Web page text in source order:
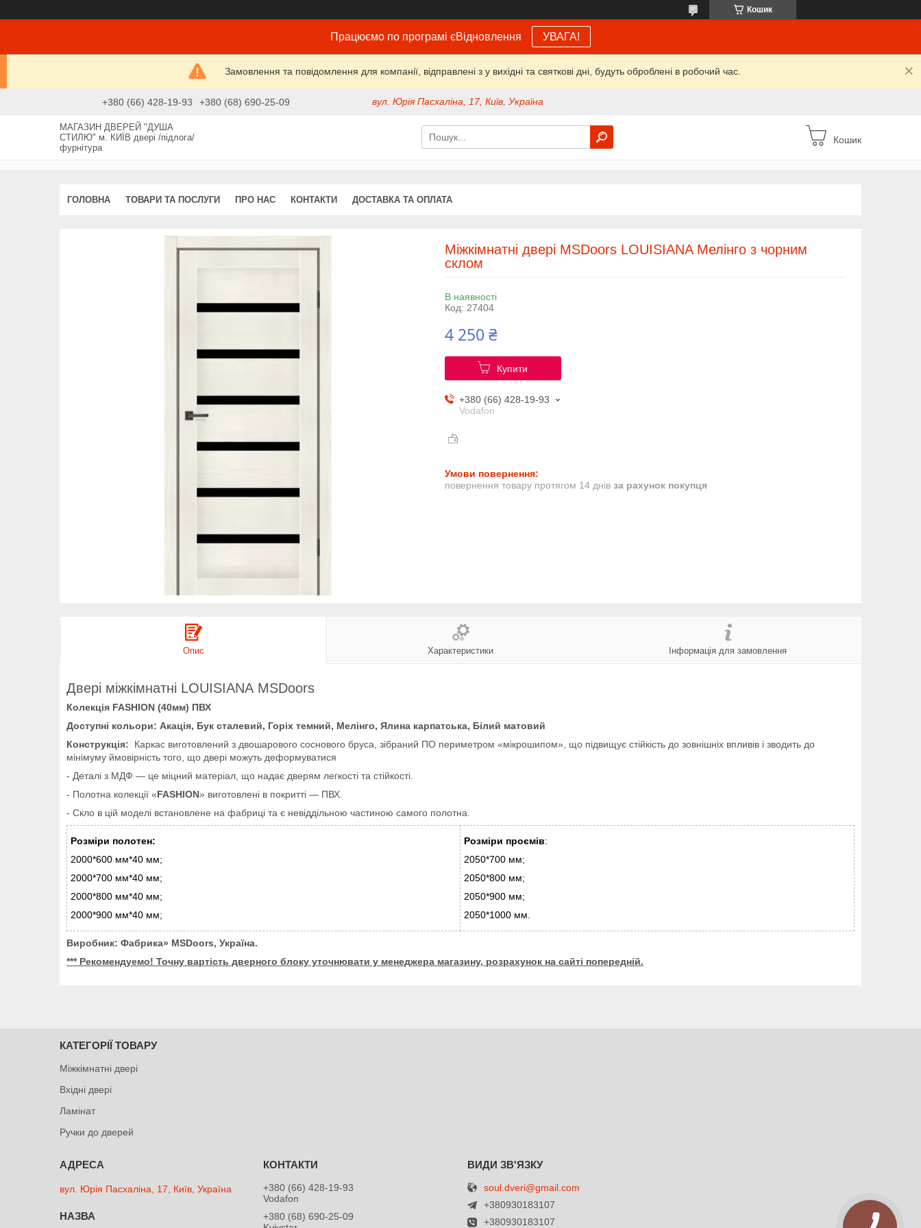
Кошик
Працюємо по програмі єВідновлення УВАГА!
Замовлення та повідомлення для компанії, відправлені з у вихідні та святкові дні, будуть оброблені в робочий час.
+380 (66) 428-19-93 +380 (68) 690-25-09 вул. Юрія Пасхаліна, 17, Київ, Україна
МАГАЗИН ДВЕРЕЙ "ДУША
СТИЛЮ" м. КИЇВ двері /підлога/
фурнітура
Кошик
ГОЛОВНА ТОВАРИ ТА ПОСЛУГИ ПРО НАС КОНТАКТИ ДОСТАВКА ТА ОПЛАТА
Міжкімнатні двері MSDoors LOUISIANA Мелінго з чорним
склом
В наявності
Код: 27404
4 250 ₴
Купити
+380 (66) 428-19-93
Vodafon
повернення товару протягом 14 днів за рахунок покупця
Опис Характеристики Інформація для замовлення
Двері міжкімнатні LOUISIANA MSDoors
Колекція FASHION (40мм) ПВХ
Доступні кольори: Акація, Бук сталевий, Горіх темний, Мелінго, Ялина карпатська, Білий матовий
Конструкція:
Каркас виготовлений з двошарового соснового бруса, зібраний ПО периметром «мікрошипом», що підвищує стійкість до зовнішніх впливів і зводить до
мінімуму ймовірність того, що двері можуть деформуватися
- Деталі з МДФ — це міцний матеріал, що надає дверям легкості та стійкості.
- Полотна колекції «FASHION» виготовлені в покритті — ПВХ.
- Скло в цій моделі встановлене на фабриці та є невіддільною частиною самого полотна.
Розміри полотен:
2000*600 мм*40 мм;
2000*700 мм*40 мм;
2000*800 мм*40 мм;
2000*900 мм*40 мм;
Розміри проємів:
2050*700 мм;
2050*800 мм;
2050*900 мм;
2050*1000 мм.
Виробник: Фабрика» MSDoors, Україна.
*** Рекомендуемо! Точну вартість дверного блоку уточнювати у менеджера магазину, розрахунок на сайті попередній.
КАТЕГОРІЇ ТОВАРУ
Міжкімнатні двері
Вхідні двері
Ламінат
Ручки до дверей
вул. Юрія Пасхаліна, 17, Київ, Україна
+380 (66) 428-19-93
Vodafon
+380 (68) 690-25-09
soul.dveri@gmail.com
+380930183107
+380930183107